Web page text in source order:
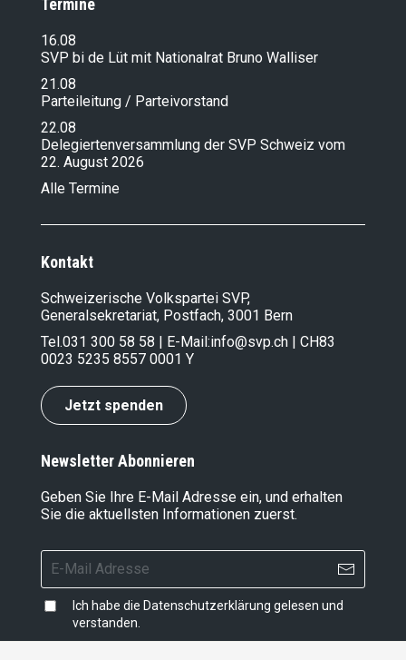
16.08
SVP bi de Lüt mit Nationalrat Bruno Walliser
21.08
Parteileitung / Parteivorstand
22.08
Delegiertenversammlung der SVP Schweiz vom
22. August 2026
Alle Termine
Kontakt
Schweizerische Volkspartei SVP,
Generalsekretariat, Postfach, 3001 Bern
Tel.031 300 58 58 | E-Mail:info@svp.ch | CH83
0023 5235 8557 0001 Y
Jetzt spenden
Newsletter Abonnieren
Geben Sie Ihre E-Mail Adresse ein, und erhalten
Sie die aktuellsten Informationen zuerst.
Ich habe die Datenschutzerklärung gelesen und
verstanden.